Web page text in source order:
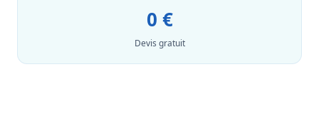
0 €
Devis gratuit